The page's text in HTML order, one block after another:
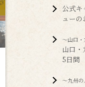
公式キ
ューの
～山口
山口・
5日間
～九州